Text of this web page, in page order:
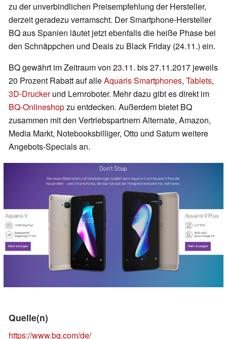
zu der unverbindlichen Preisempfehlung der Hersteller,
derzeit geradezu verramscht. Der Smartphone-Hersteller
BQ aus Spanien läutet jetzt ebenfalls die heiße Phase bei
den Schnäppchen und Deals zu Black Friday (24.11.) ein.
BQ gewährt im Zeitraum von 23.11. bis 27.11.2017 jeweils
20 Prozent Rabatt auf alleAquaris Smartphones, Tablets,
3D-Druckerund Lernroboter. Mehr dazu gibt es direkt im
BQ-Onlineshopzu entdecken. Außerdem bietet BQ
zusammen mit den Vertriebspartnern Alternate, Amazon,
Media Markt, Notebooksbilliger, Otto und Saturn weitere
Angebots-Specials an.
Quelle(n)
https://www.bq.com/de/